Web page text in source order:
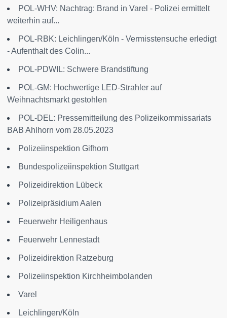
POL-WHV: Nachtrag: Brand in Varel - Polizei ermittelt
weiterhin auf...
POL-RBK: Leichlingen/Köln - Vermisstensuche erledigt
- Aufenthalt des Colin...
POL-PDWIL: Schwere Brandstiftung
POL-GM: Hochwertige LED-Strahler auf
Weihnachtsmarkt gestohlen
POL-DEL: Pressemitteilung des Polizeikommissariats
BAB Ahlhorn vom 28.05.2023
Polizeiinspektion Gifhorn
Bundespolizeiinspektion Stuttgart
Polizeidirektion Lübeck
Polizeipräsidium Aalen
Feuerwehr Heiligenhaus
Feuerwehr Lennestadt
Polizeidirektion Ratzeburg
Polizeiinspektion Kirchheimbolanden
Varel
Leichlingen/Köln